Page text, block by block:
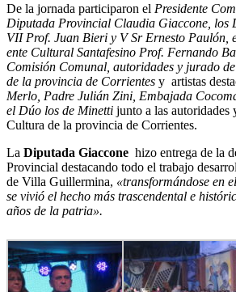
De la jornada participaron el Presidente
Diputada Provincial Claudia Giaccone, los
VII Prof. Juan Bieri y V Sr Ernesto Paulón,
ente Cultural Santafesino Prof. Fernando
Comisión Comunal, autoridades y jurado
de la provincia de Corrientes y artistas
Merlo, Padre Julián Zini, Embajada
el Dúo los de Minetti junto a las autoridades
Cultura de la provincia de Corrientes.
La Diputada Giaccone hizo entrega de la
Provincial destacando todo el trabajo
de Villa Guillermina, «transformándose en
se vivió el hecho más trascendental e
años de la patria».